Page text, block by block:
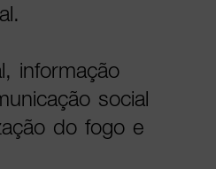
informação
social
do fogo e